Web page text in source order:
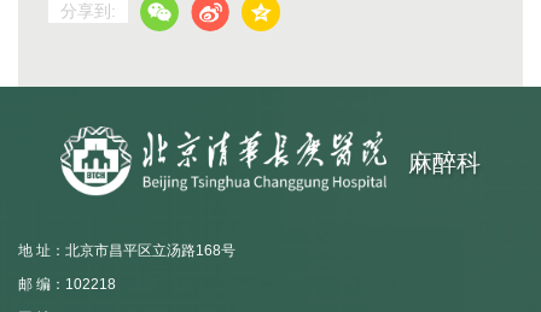
分享到:
麻醉科
地 址：北京市昌平区立汤路168号
邮 编：102218